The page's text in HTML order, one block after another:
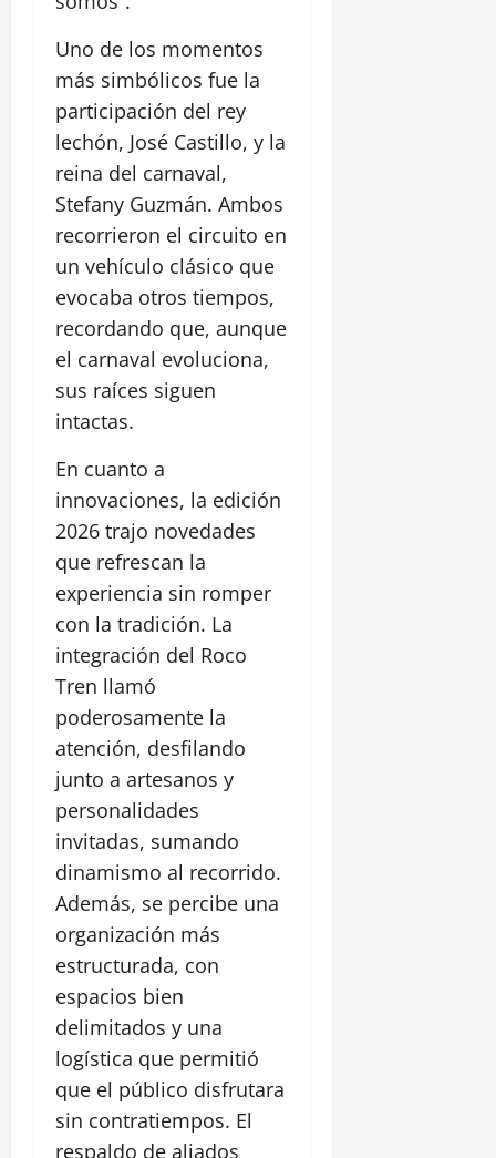
Uno de los momentos
más simbólicos fue la
participación del rey
lechón, José Castillo, y la
reina del carnaval,
Stefany Guzmán. Ambos
recorrieron el circuito en
un vehículo clásico que
evocaba otros tiempos,
recordando que, aunque
el carnaval evoluciona,
sus raíces siguen
intactas.
En cuanto a
innovaciones, la edición
2026 trajo novedades
que refrescan la
experiencia sin romper
con la tradición. La
integración del Roco
Tren llamó
poderosamente la
atención, desfilando
junto a artesanos y
personalidades
invitadas, sumando
dinamismo al recorrido.
Además, se percibe una
organización más
estructurada, con
espacios bien
delimitados y una
logística que permitió
que el público disfrutara
sin contratiempos. El
respaldo de aliados